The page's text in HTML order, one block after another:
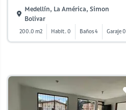
Medellín, La América, Simon
Bolivar
200.0 m2 Habit. 0 Baños 4 Garaje 0